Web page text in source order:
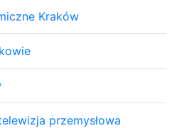
Kraków
przemysłowa